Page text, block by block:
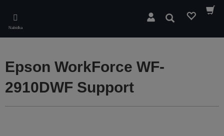
main
content
Nabídka
Hledat
Epson WorkForce WF-
2910DWF Support